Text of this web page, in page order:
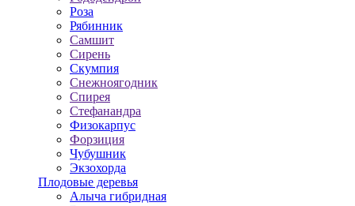
Роза
Рябинник
Самшит
Сирень
Скумпия
Снежноягодник
Спирея
Стефанандра
Физокарпус
Форзиция
Чубушник
Экзохорда
Плодовые деревья
Алыча гибридная